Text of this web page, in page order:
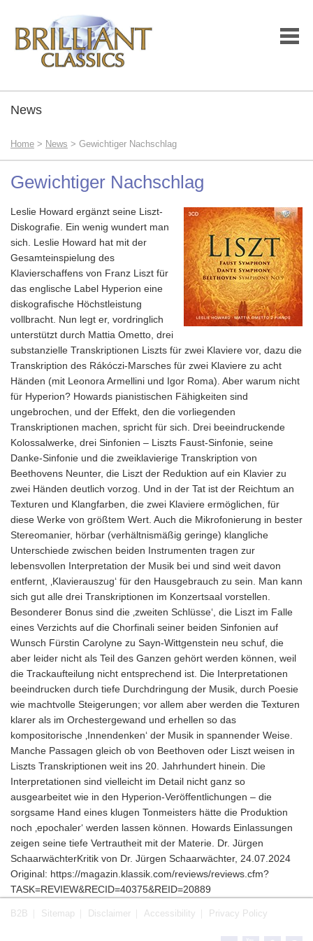
News
Home > News > Gewichtiger Nachschlag
Gewichtiger Nachschlag
Leslie Howard ergänzt seine Liszt-
Diskografie. Ein wenig wundert man
sich. Leslie Howard hat mit der
Gesamteinspielung des
Klavierschaffens von Franz Liszt für
das englische Label Hyperion eine
diskografische Höchstleistung
vollbracht. Nun legt er, vordringlich
unterstützt durch Mattia Ometto, drei
substanzielle Transkriptionen Liszts für zwei Klaviere vor, dazu die
Transkription des Rákóczi-Marsches für zwei Klaviere zu acht
Händen (mit Leonora Armellini und Igor Roma). Aber warum nicht
für Hyperion? Howards pianistischen Fähigkeiten sind
ungebrochen, und der Effekt, den die vorliegenden
Transkriptionen machen, spricht für sich. Drei beeindruckende
Kolossalwerke, drei Sinfonien – Liszts Faust-Sinfonie, seine
Danke-Sinfonie und die zweiklavierige Transkription von
Beethovens Neunter, die Liszt der Reduktion auf ein Klavier zu
zwei Händen deutlich vorzog. Und in der Tat ist der Reichtum an
Texturen und Klangfarben, die zwei Klaviere ermöglichen, für
diese Werke von größtem Wert. Auch die Mikrofonierung in bester
Stereomanier, hörbar (verhältnismäßig geringe) klangliche
Unterschiede zwischen beiden Instrumenten tragen zur
lebensvollen Interpretation der Musik bei und sind weit davon
entfernt, ‚Klavierauszug‘ für den Hausgebrauch zu sein. Man kann
sich gut alle drei Transkriptionen im Konzertsaal vorstellen.
Besonderer Bonus sind die ‚zweiten Schlüsse‘, die Liszt im Falle
eines Verzichts auf die Chorfinali seiner beiden Sinfonien auf
Wunsch Fürstin Carolyne zu Sayn-Wittgenstein neu schuf, die
aber leider nicht als Teil des Ganzen gehört werden können, weil
die Trackaufteilung nicht entsprechend ist. Die Interpretationen
beeindrucken durch tiefe Durchdringung der Musik, durch Poesie
wie machtvolle Steigerungen; vor allem aber werden die Texturen
klarer als im Orchestergewand und erhellen so das
kompositorische ‚Innendenken‘ der Musik in spannender Weise.
Manche Passagen gleich ob von Beethoven oder Liszt weisen in
Liszts Transkriptionen weit ins 20. Jahrhundert hinein. Die
Interpretationen sind vielleicht im Detail nicht ganz so
ausgearbeitet wie in den Hyperion-Veröffentlichungen – die
sorgsame Hand eines klugen Tonmeisters hätte die Produktion
noch ‚epochaler‘ werden lassen können. Howards Einlassungen
zeigen seine tiefe Vertrautheit mit der Materie. Dr. Jürgen
SchaarwächterKritik von Dr. Jürgen Schaarwächter, 24.07.2024
Original: https://magazin.klassik.com/reviews/reviews.cfm?
TASK=REVIEW&RECID=40375&REID=20889
B2B Sitemap Disclaimer Accessibility Privacy Policy